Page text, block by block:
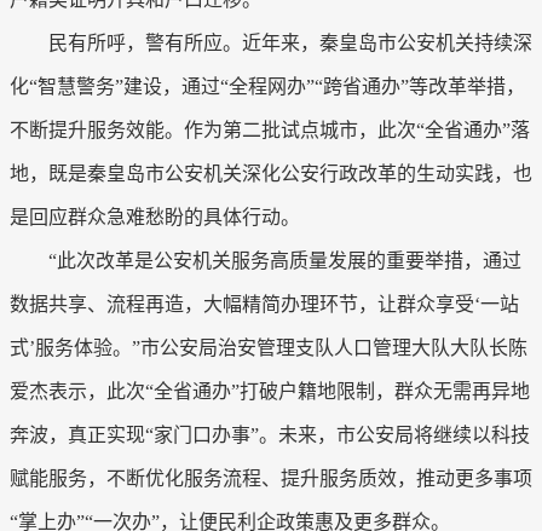
民有所呼，警有所应。近年来，秦皇岛市公安机关持续深
化“智慧警务”建设，通过“全程网办”“跨省通办”等改革举措，
不断提升服务效能。作为第二批试点城市，此次“全省通办”落
地，既是秦皇岛市公安机关深化公安行政改革的生动实践，也
是回应群众急难愁盼的具体行动。
“此次改革是公安机关服务高质量发展的重要举措，通过
数据共享、流程再造，大幅精简办理环节，让群众享受‘一站
式’服务体验。”市公安局治安管理支队人口管理大队大队长陈
爱杰表示，此次“全省通办”打破户籍地限制，群众无需再异地
奔波，真正实现“家门口办事”。未来，市公安局将继续以科技
赋能服务，不断优化服务流程、提升服务质效，推动更多事项
“掌上办”“一次办”，让便民利企政策惠及更多群众。